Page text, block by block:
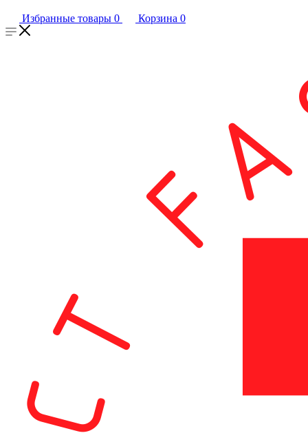
Избранные товары 0 Корзина 0